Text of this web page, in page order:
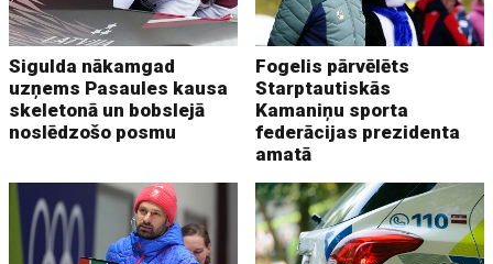
Sigulda nākamgad
uzņems Pasaules kausa
skeletonā un bobslejā
noslēdzošo posmu
Fogelis pārvēlēts
Starptautiskās
Kamaniņu sporta
federācijas prezidenta
amatā